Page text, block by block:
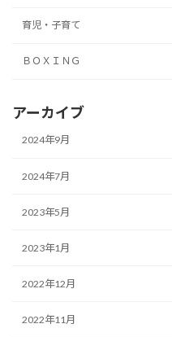
育児・子育て
ＢＯＸＩＮＧ
アーカイブ
2024年9月
2024年7月
2023年5月
2023年1月
2022年12月
2022年11月